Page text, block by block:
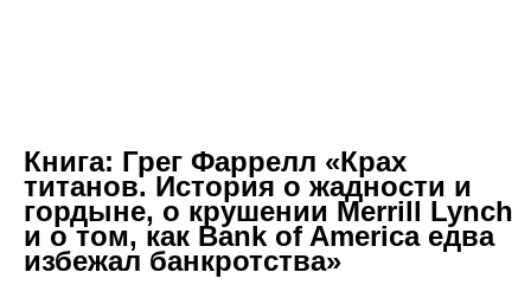
Книга: Грег Фаррелл «Крах
титанов. История о жадности и
гордыне, о крушении Merrill Lynch
и о том, как Bank of America едва
избежал банкротства»